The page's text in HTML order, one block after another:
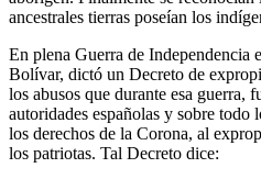
ancestrales tierras poseían los
En plena Guerra de Independencia
Bolívar, dictó un Decreto de
los abusos que durante esa guerra,
autoridades españolas y sobre todo
los derechos de la Corona, al
los patriotas. Tal Decreto dice: